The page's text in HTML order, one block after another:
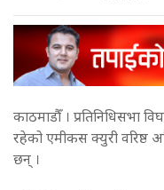
काठमाडौँ । प्रतिनिधिसभा
रहेको एमीकस क्युरी वरिष्ठ
छन् ।